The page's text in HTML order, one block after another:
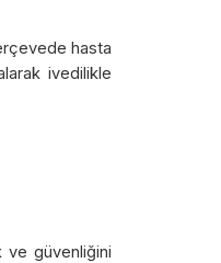
hasta
ivedilikle
ve güvenliğini